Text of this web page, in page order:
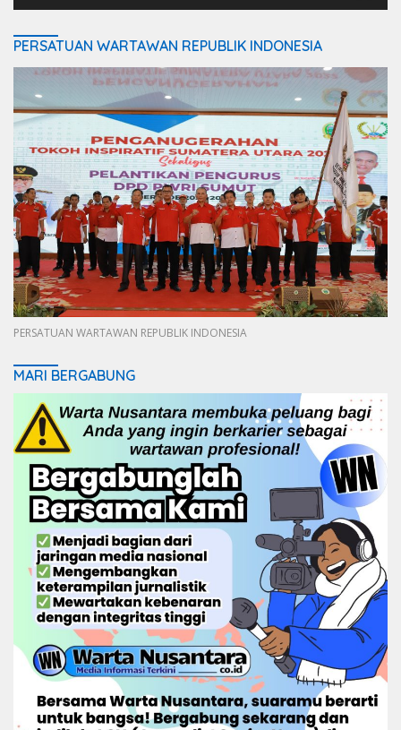
PERSATUAN WARTAWAN REPUBLIK INDONESIA
PERSATUAN WARTAWAN REPUBLIK INDONESIA
MARI BERGABUNG